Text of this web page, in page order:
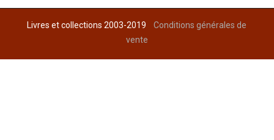
Livres et collections 2003-2019Conditions générales de
vente